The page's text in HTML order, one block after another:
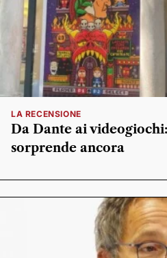
LA RECENSIONE
Da Dante ai
sorprende ancora